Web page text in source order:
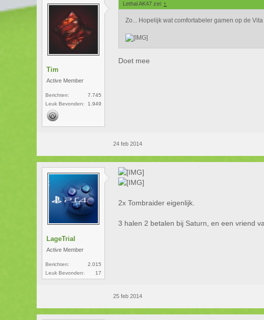
Tim
Active Member
Berichten:
7.745
Leuk Bevonden:
1.949
Lethal AK47 zei: ↑
Zo... Hopelijk wat comfortabeler gamen op de
Doet mee
24 feb 2014
LageTrial
Active Member
Berichten:
2.015
Leuk Bevonden:
17
2x Tombraider eigenlijk.
3 halen 2 betalen bij Saturn, en een vriend
25 feb 2014